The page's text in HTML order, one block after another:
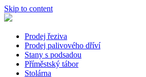
Skip to content
Prodej řeziva
Prodej palivového dříví
Stany s podsadou
Příměstský tábor
Stolárna